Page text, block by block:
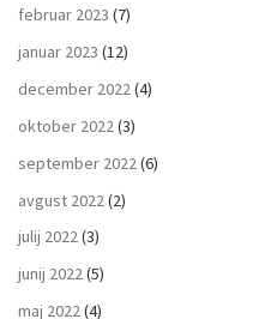
februar 2023 (7)
januar 2023 (12)
december 2022(4)
oktober 2022(3)
september 2022(6)
avgust 2022 (2)
julij 2022(3)
junij 2022(5)
maj 2022(4)